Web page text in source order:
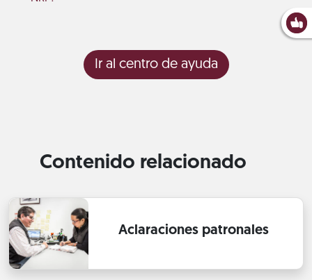
Ir al centro de ayuda
Contenido relacionado
Aclaraciones patronales